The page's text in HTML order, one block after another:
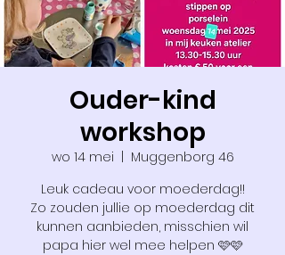
Ouder-kind
workshop
wo 14 mei
  |
Muggenborg 46
Leuk cadeau voor moederdag!!
Zo zouden jullie op moederdag dit
kunnen aanbieden, misschien wil
papa hier wel mee helpen 🩷🩷